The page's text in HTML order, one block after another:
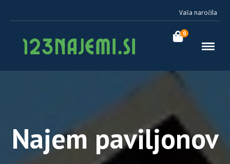
Vaša naročila
0
Najem paviljonov